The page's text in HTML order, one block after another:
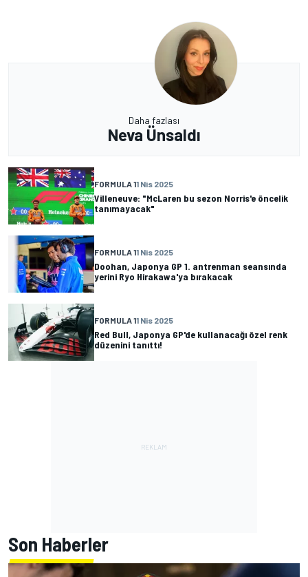
Daha fazlası
Neva Ünsaldı
FORMULA 11 Nis 2025
Villeneuve: "McLaren bu sezon Norris'e öncelik
tanımayacak"
FORMULA 11 Nis 2025
Doohan, Japonya GP 1. antrenman seansında
yerini Ryo Hirakawa'ya bırakacak
FORMULA 11 Nis 2025
Red Bull, Japonya GP'de kullanacağı özel renk
düzenini tanıttı!
Son Haberler